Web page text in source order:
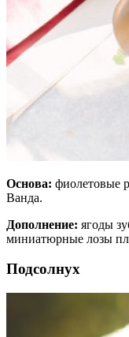
Основа: фиолетовые
Ванда.
Дополнение: ягоды
миниатюрные лозы
Подсолнух